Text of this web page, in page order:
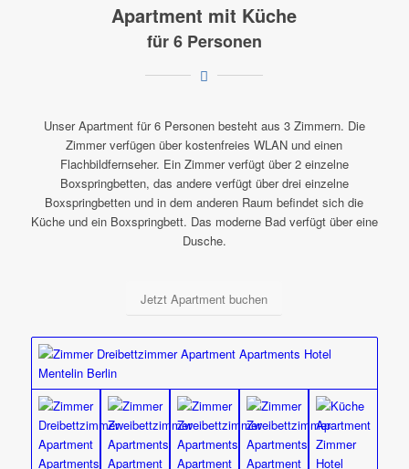
Apartment mit Küche
für 6 Personen
Unser Apartment für 6 Personen besteht aus 3 Zimmern. Die
Zimmer verfügen über kostenfreies WLAN und einen
Flachbildfernseher. Ein Zimmer verfügt über 2 einzelne
Boxspringbetten, das andere verfügt über drei einzelne
Boxspringbetten und in dem anderen Raum befindet sich die
Küche und ein Boxspringbett. Das moderne Bad verfügt über eine
Dusche.
Jetzt Apartment buchen